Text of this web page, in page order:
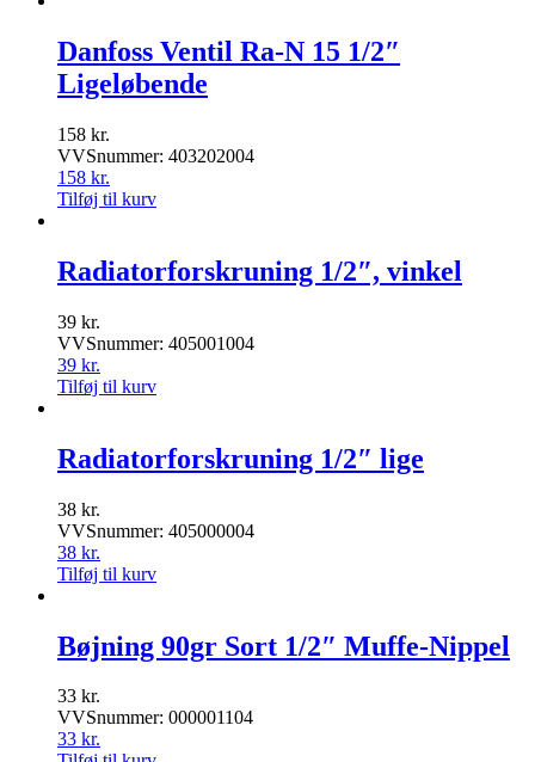
Danfoss Ventil Ra-N 15 1/2″
Ligeløbende
158 kr.
VVSnummer: 403202004
158 kr.
Tilføj til kurv
Radiatorforskruning 1/2″, vinkel
39 kr.
VVSnummer: 405001004
39 kr.
Tilføj til kurv
Radiatorforskruning 1/2″ lige
38 kr.
VVSnummer: 405000004
38 kr.
Tilføj til kurv
Bøjning 90gr Sort 1/2″ Muffe-Nippel
33 kr.
VVSnummer: 000001104
33 kr.